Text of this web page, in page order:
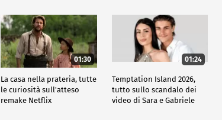
01:30
La casa nella prateria, tutte
le curiosità sull'atteso
remake Netflix
01:24
Temptation Island 2026,
tutto sullo scandalo dei
video di Sara e Gabriele